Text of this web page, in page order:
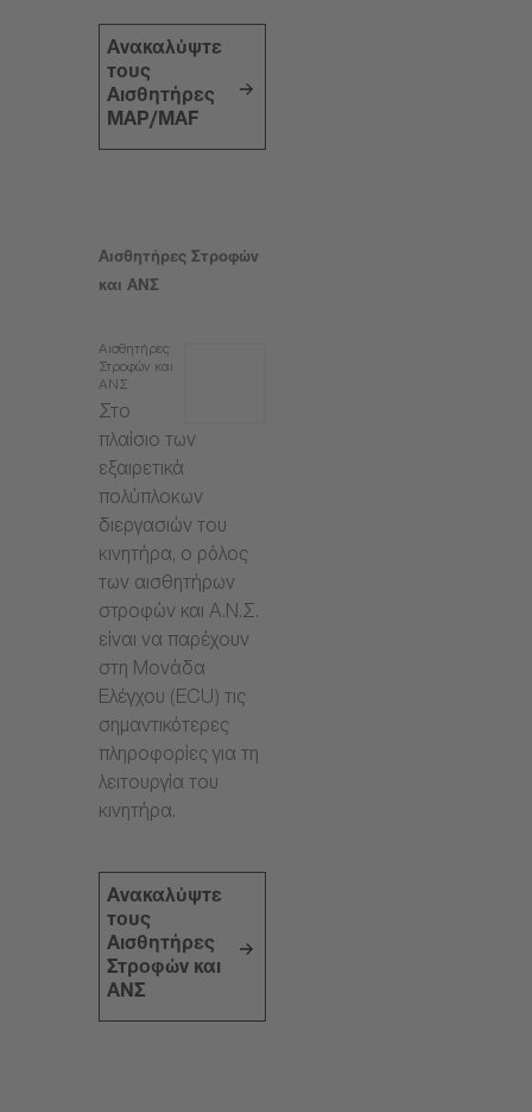
Ανακαλύψτε
τους
Αισθητήρες
MAP/MAF
Αισθητήρες Στροφών
και ΑΝΣ
Αισθητήρες
Στροφών και
ΑΝΣ
Στο
πλαίσιο των
εξαιρετικά
πολύπλοκων
διεργασιών του
κινητήρα, ο ρόλος
των αισθητήρων
στροφών και Α.Ν.Σ.
είναι να παρέχουν
στη Μονάδα
Ελέγχου (ECU) τις
σημαντικότερες
πληροφορίες για τη
λειτουργία του
κινητήρα.
Ανακαλύψτε
τους
Αισθητήρες
Στροφών και
ΑΝΣ